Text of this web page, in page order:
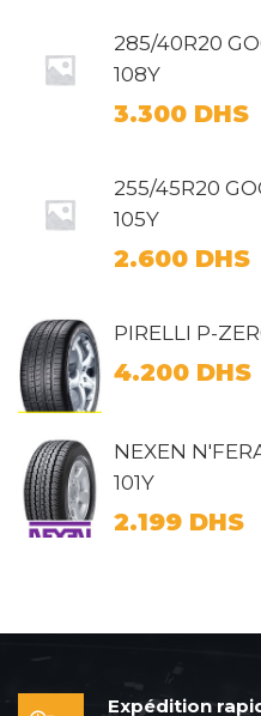
285/40R20
108Y
3.300 DHS
255/45R20
105Y
2.600 DHS
PIRELLI P-
4.200 DHS
NEXEN
101Y
2.199 DHS
Expédition